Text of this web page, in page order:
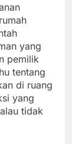
yang
pemilik
tentang
di ruang
yang
tidak